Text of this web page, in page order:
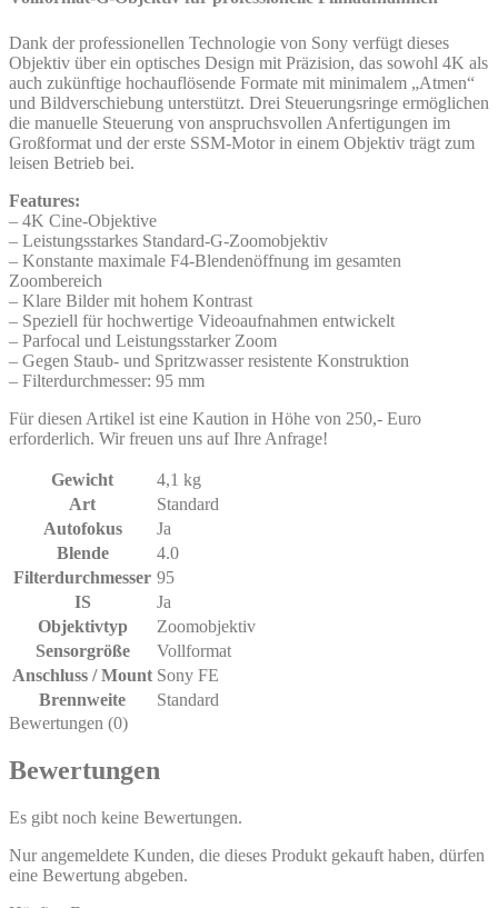
Dank der professionellen Technologie von Sony verfügt dieses
Objektiv über ein optisches Design mit Präzision, das sowohl 4K als
auch zukünftige hochauflösende Formate mit minimalem „Atmen“
und Bildverschiebung unterstützt. Drei Steuerungsringe ermöglichen
die manuelle Steuerung von anspruchsvollen Anfertigungen im
Großformat und der erste SSM-Motor in einem Objektiv trägt zum
leisen Betrieb bei.
Features:
– 4K Cine-Objektive
– Leistungsstarkes Standard-G-Zoomobjektiv
– Konstante maximale F4-Blendenöffnung im gesamten
Zoombereich
– Klare Bilder mit hohem Kontrast
– Speziell für hochwertige Videoaufnahmen entwickelt
– Parfocal und Leistungsstarker Zoom
– Gegen Staub- und Spritzwasser resistente Konstruktion
– Filterdurchmesser: 95 mm
Für diesen Artikel ist eine Kaution in Höhe von 250,- Euro
erforderlich. Wir freuen uns auf Ihre Anfrage!
Gewicht
4,1 kg
Art
Standard
Autofokus
Ja
Blende
4.0
Filterdurchmesser 95
IS
Ja
Objektivtyp
Zoomobjektiv
Sensorgröße
Vollformat
Anschluss / Mount Sony FE
Brennweite
Standard
Bewertungen (0)
Bewertungen
Es gibt noch keine Bewertungen.
Nur angemeldete Kunden, die dieses Produkt gekauft haben, dürfen
eine Bewertung abgeben.